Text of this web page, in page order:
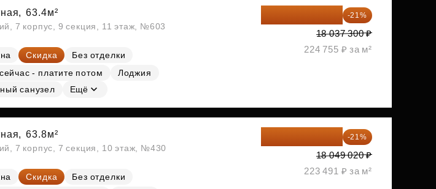
63.4м²
7 корпус, 9 секция, 11 этаж, №603
Скидка
Без отделки
- платите потом
Лоджия
санузел
Ещё
-21%
18 037 300 ₽
224 755 ₽ за м²
63.8м²
7 корпус, 7 секция, 10 этаж, №430
Скидка
Без отделки
-21%
18 049 020 ₽
223 491 ₽ за м²